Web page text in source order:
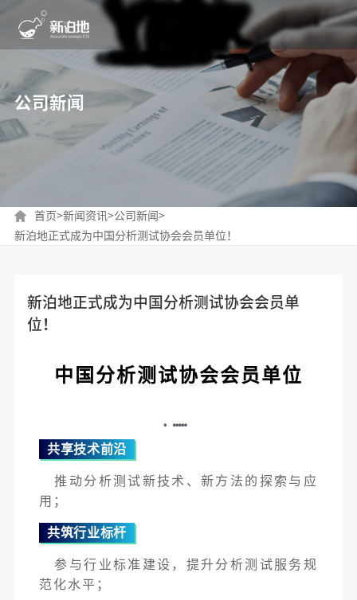
公司新闻
首页>新闻资讯>公司新闻 >
新泊地正式成为中国分析测试协会会员单位！
新泊地正式成为中国分析测试协会会员单
位！
中国分析测试协会会员单位
共享技术前沿
推动分析测试新技术、新方法的探索与应
用；
共筑行业标杆
参与行业标准建设，提升分析测试服务规
范化水平；